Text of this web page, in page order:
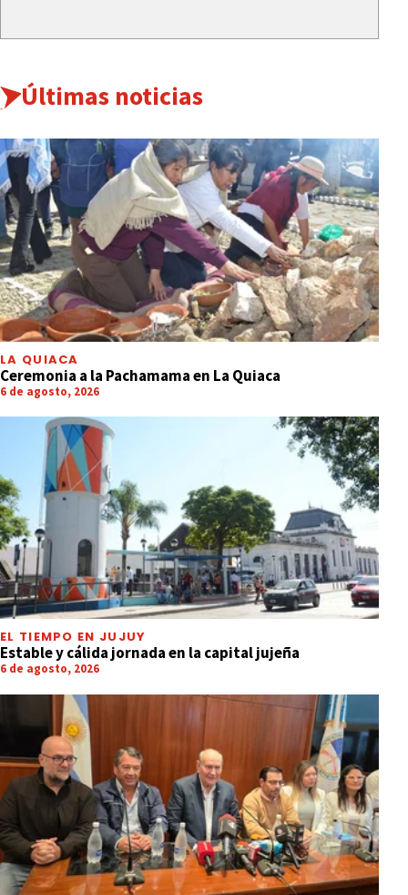
Últimas noticias
LA QUIACA
Ceremonia a la Pachamama en La Quiaca
6 de agosto, 2026
EL TIEMPO EN JUJUY
Estable y cálida jornada en la capital jujeña
6 de agosto, 2026